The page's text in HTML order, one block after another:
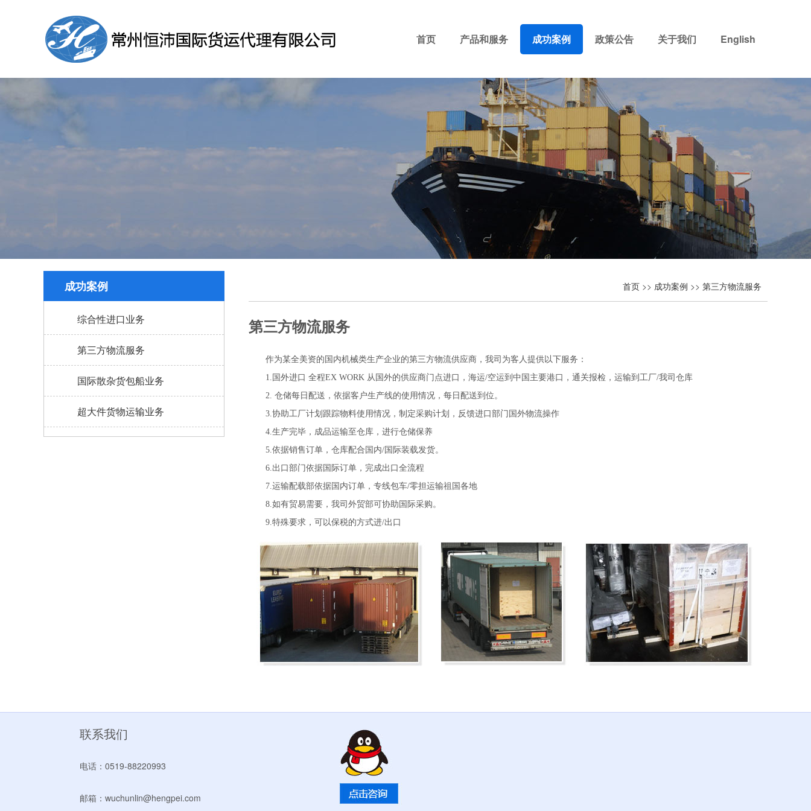
首页 产品和服务 成功案例 政策公告 关于我们 English
成功案例
综合性进口业务
第三方物流服务
国际散杂货包船业务
超大件货物运输业务
首页 >> 成功案例 >> 第三方物流服务
第三方物流服务
作为某全美资的国内机械类生产企业的第三方物流供应商，我司为客人提供以下服务：
1.国外进口 全程EX WORK 从国外的供应商门点进口，海运/空运到中国主要港口，通关报检，运输到工厂/我司仓库
2. 仓储每日配送，依据客户生产线的使用情况，每日配送到位。
3.协助工厂计划跟踪物料使用情况，制定采购计划，反馈进口部门国外物流操作
4.生产完毕，成品运输至仓库，进行仓储保养
5.依据销售订单，仓库配合国内/国际装载发货。
6.出口部门依据国际订单，完成出口全流程
7.运输配载部依据国内订单，专线包车/零担运输祖国各地
8.如有贸易需要，我司外贸部可协助国际采购。
9.特殊要求，可以保税的方式进/出口
联系我们
电话：0519-88220993
邮箱：wuchunlin@hengpei.com